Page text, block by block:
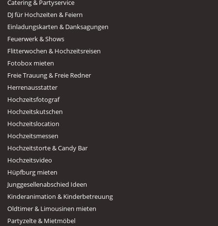
Catering & Partyservice
DJ für Hochzeiten & Feiern
Einladungskarten & Danksagungen
Feuerwerk & Shows
Flitterwochen & Hochzeitsreisen
Fotobox mieten
Freie Trauung & Freie Redner
Herrenausstatter
Hochzeitsfotograf
Hochzeitskutschen
Hochzeitslocation
Hochzeitsmessen
Hochzeitstorte & Candy Bar
Hochzeitsvideo
Hüpfburg mieten
Junggesellenabschied Ideen
Kinderanimation & Kinderbetreuung
Oldtimer & Limousinen mieten
Partyzelte & Mietmöbel